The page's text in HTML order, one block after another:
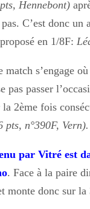
Hennebont)
C’est donc
en 1/8F:
match s’engage
pas passer
2ème fois
n°390F, Vern).
par Vitré est
. Face à la paire
monte donc sur